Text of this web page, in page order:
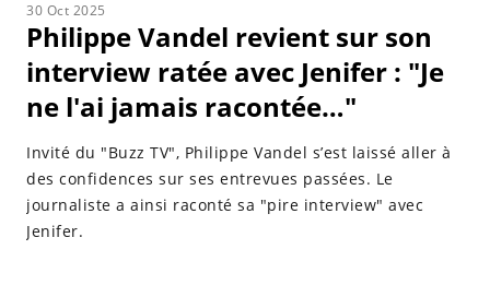
30 Oct 2025
Philippe Vandel revient sur son
interview ratée avec Jenifer : "Je
ne l'ai jamais racontée…"
Invité du "Buzz TV", Philippe Vandel s’est laissé aller à
des confidences sur ses entrevues passées. Le
journaliste a ainsi raconté sa "pire interview" avec
Jenifer.